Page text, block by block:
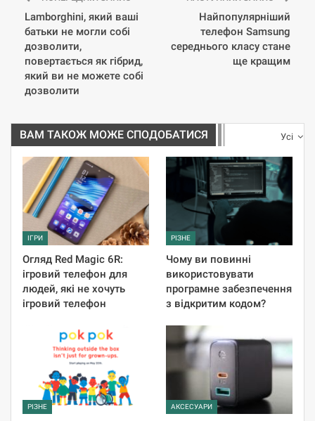
Lamborghini, який ваші
батьки не могли собі
дозволити,
повертається як гібрид,
який ви не можете собі
дозволити
Найпопулярніший
телефон Samsung
середнього класу стане
ще кращим
Усі
ВАМ ТАКОЖ МОЖЕ СПОДОБАТИСЯ
ІГРИ
Огляд Red Magic 6R:
ігровий телефон для
людей, які не хочуть
ігровий телефон
РІЗНЕ
Чому ви повинні
використовувати
програмне забезпечення
з відкритим кодом?
РІЗНЕ АКСЕСУАРИ